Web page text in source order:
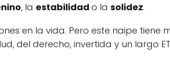
, la estabilidad o la solidez.
en la vida. Pero este naipe tiene
del derecho, invertida y un largo